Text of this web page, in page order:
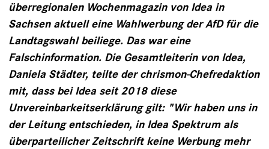
überregionalen Wochenmagazin von Idea in
Sachsen aktuell eine Wahlwerbung der AfD für die
Landtagswahl beiliege. Das war eine
Falschinformation. Die Gesamtleiterin von Idea,
Daniela Städter, teilte der chrismon-Chefredaktion
mit, dass bei Idea seit 2018 diese
Unvereinbarkeitserklärung gilt: "Wir haben uns in
der Leitung entschieden, in Idea Spektrum als
überparteilicher Zeitschrift keine Werbung mehr